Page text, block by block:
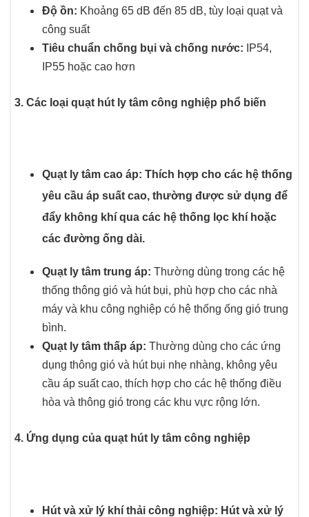
Độ ồn: Khoảng 65 dB đến 85 dB, tùy loại quạt và
công suất
Tiêu chuẩn chống bụi và chống nước: IP54,
IP55 hoặc cao hơn
3. Các loại quạt hút ly tâm công nghiệp phổ biến
Quạt ly tâm cao áp:Thích hợp cho các hệ thống
yêu cầu áp suất cao, thường được sử dụng để
đẩy không khí qua các hệ thống lọc khí hoặc
các đường ống dài.
Quạt ly tâm trung áp: Thường dùng trong các hệ
thống thông gió và hút bụi, phù hợp cho các nhà
máy và khu công nghiệp có hệ thống ống gió trung
bình.
Quạt ly tâm thấp áp: Thường dùng cho các ứng
dụng thông gió và hút bụi nhẹ nhàng, không yêu
cầu áp suất cao, thích hợp cho các hệ thống điều
hòa và thông gió trong các khu vực rộng lớn.
4. Ứng dụng của quạt hút ly tâm công nghiệp
Hút và xử lý khí thải công nghiệp: Hút và xử lý